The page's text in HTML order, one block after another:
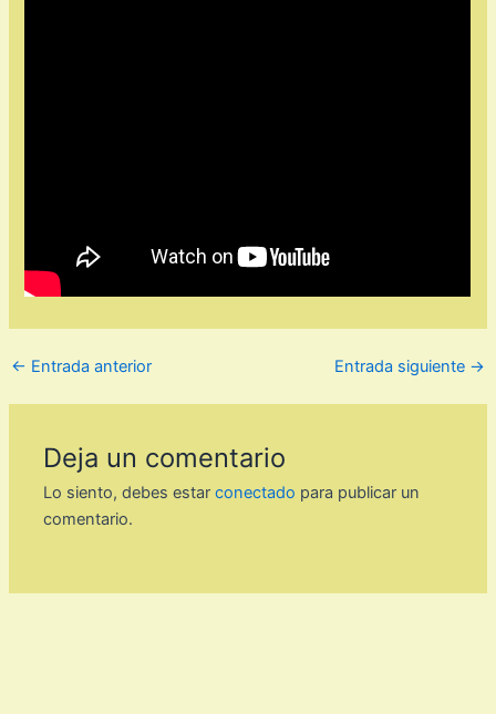
← Entrada anterior Entrada siguiente →
Deja un comentario
Lo siento, debes estarconectado para publicar un
comentario.